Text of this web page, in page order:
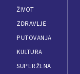
ŽIVOT
ZDRAVLJE
PUTOVANJA
KULTURA
SUPERŽENA